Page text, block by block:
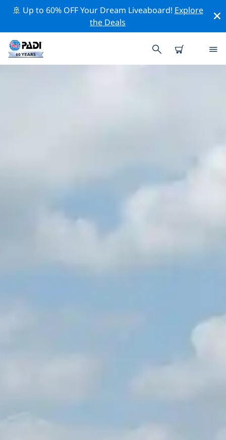
🚢 Up to 60% OFF Your Dream Liveaboard! Explore
the Deals